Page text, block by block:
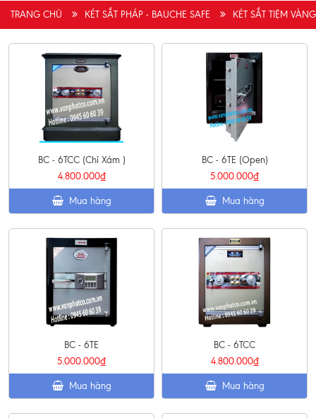
Anh Phong vừa đăng kí tư vấn mua hàng (09/08/2026)
Chị Nga vừa đăng kí tư vấn(09/08/2026)
TRANG CHỦ KÉT SẮT PHÁP - BAUCHE SAFE KÉT SẮT TIỆM
BC - 6TCC (Chỉ Xám )
4.800.000₫
Mua hàng
BC - 6TE (Open)
5.000.000₫
Mua hàng
BC - 6TE
5.000.000₫
Mua hàng
BC - 6TCC
4.800.000₫
Mua hàng